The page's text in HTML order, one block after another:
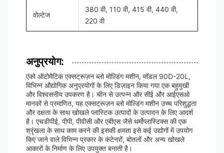
वोल्टेज
380 वी, 110 वी, 415 वी, 440 वी,
220 वी
अनुप्रयोग:
एंको ऑटोमैटिक एक्सट्रूज़न ब्लो मोल्डिंग मशीन, मॉडल 90D-20L,
विभिन्न औद्योगिक अनुप्रयोगों के लिए डिज़ाइन किया गया एक बहुमुखी
और विश्वसनीय उपकरण है। चीन से उत्पन्न और सीई और आईएसओ
मानकों से प्रमाणित, यह एक्सट्रूज़न ब्लो मोल्डिंग मशीन उच्च परिशुद्धता
और दक्षता के साथ खोखले प्लास्टिक उत्पादों के उत्पादन के लिए आदर्श
है। एचडीपीई, पीपी, पीवीसी और एबीएस जैसे थर्मोप्लास्टिक्स की एक
श्रृंखला के साथ काम करने की इसकी क्षमता इसे कई उद्योगों में उपयोग
किए जाने वाले विभिन्न प्रकार के कंटेनरों, बोतलों और अन्य खोखले
आकारों के निर्माण के लिए उपयुक्त बनाती है।